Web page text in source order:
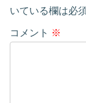
いている欄は必
コメント ※